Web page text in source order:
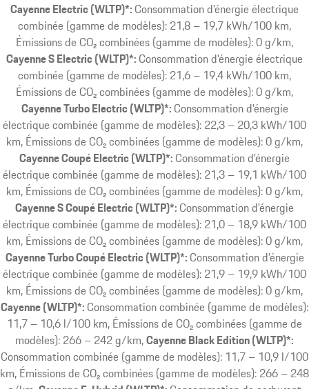
Cayenne Electric (WLTP)*: Consommation d'énergie électrique
combinée (gamme de modèles): 21,8 – 19,7 kWh/100 km,
Émissions de CO₂ combinées (gamme de modèles): 0 g/km
Cayenne S Electric (WLTP)*: Consommation d'énergie électrique
combinée (gamme de modèles): 21,6 – 19,4 kWh/100 km,
Émissions de CO₂ combinées (gamme de modèles): 0 g/km
Cayenne Turbo Electric (WLTP)*: Consommation d'énergie
électrique combinée (gamme de modèles): 22,3 – 20,3 kWh/100
km, Émissions de CO₂ combinées (gamme de modèles): 0 g/km
Cayenne Coupé Electric (WLTP)*: Consommation d'énergie
électrique combinée (gamme de modèles): 21,3 – 19,1 kWh/100
km, Émissions de CO₂ combinées (gamme de modèles): 0 g/km
Cayenne S Coupé Electric (WLTP)*: Consommation d'énergie
électrique combinée (gamme de modèles): 21,0 – 18,9 kWh/100
km, Émissions de CO₂ combinées (gamme de modèles): 0 g/km
Cayenne Turbo Coupé Electric (WLTP)*: Consommation d'énergie
électrique combinée (gamme de modèles): 21,9 – 19,9 kWh/100
km, Émissions de CO₂ combinées (gamme de modèles): 0 g/km
Cayenne (WLTP)*: Consommation combinée (gamme de modèles):
11,7 – 10,6 l/100 km, Émissions de CO₂ combinées (gamme de
modèles): 266 – 242 g/km Cayenne Black Edition (WLTP)*:
Consommation combinée (gamme de modèles): 11,7 – 10,9 l/100
km, Émissions de CO₂ combinées (gamme de modèles): 266 – 248